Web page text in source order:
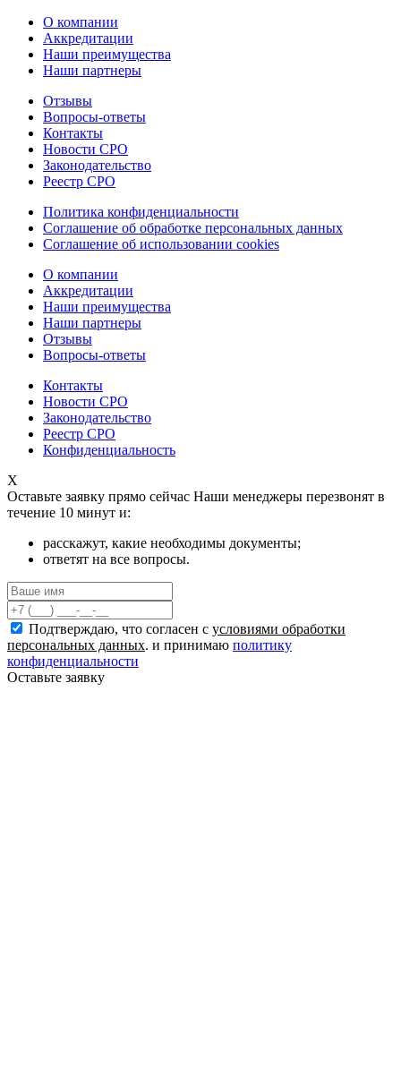
О компании
Аккредитации
Наши преимущества
Наши партнеры
Отзывы
Вопросы-ответы
Контакты
Новости СРО
Законодательство
Реестр СРО
Политика конфиденциальности
Соглашение об обработке персональных данных
Соглашение об использовании cookies
О компании
Аккредитации
Наши преимущества
Наши партнеры
Отзывы
Вопросы-ответы
Контакты
Новости СРО
Законодательство
Реестр СРО
Конфиденциальность
X
Оставьте заявку прямо сейчас Наши менеджеры перезвонят в
течение 10 минут и:
расскажут, какие необходимы документы;
ответят на все вопросы.
Подтверждаю, что согласен с условиями обработки
персональных данных. и принимаю политику
конфиденциальности
Оставьте заявку